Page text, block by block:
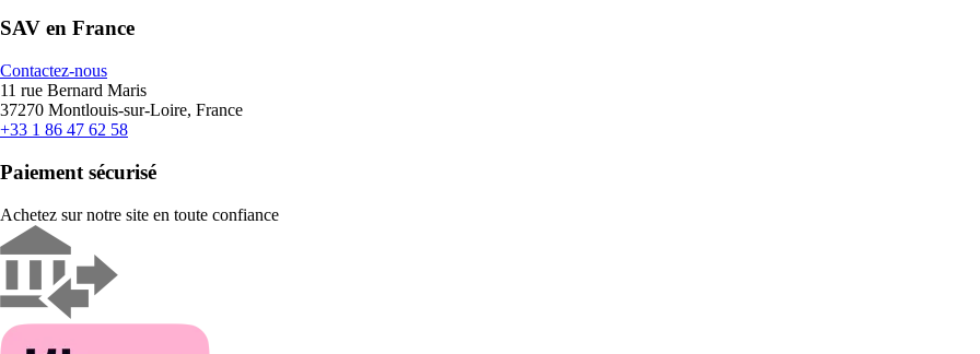
SAV en France
Contactez-nous
11 rue Bernard Maris
37270 Montlouis-sur-Loire, France
+33 1 86 47 62 58
Paiement sécurisé
Achetez sur notre site en toute confiance